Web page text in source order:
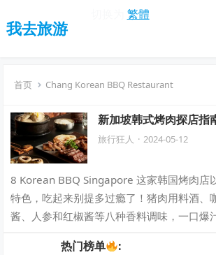
繁體
我去旅游
首页 Chang Korean BBQ Restaurant
新加坡韩式烤肉探店指
者必访之地！
旅行狂人 · 2024-05-12
8 Korean BBQ Singapore 这家韩国烤肉店
特色，吃起来别提多过瘾了！猪肉用料酒、
酱、人参和红椒酱等八种香料调味，一口爆
热门榜单 :